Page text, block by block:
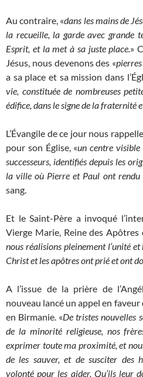
Au contraire, «dans les mains de
la recueille, la garde avec grande
Esprit, et la met à sa juste place.»
Jésus, nous devenons des «
a sa place et sa mission dans
vie, constituée de nombreuses
édifice, dans le signe de la fraternité
L’Évangile de ce jour nous
pour son Église, «un centre
successeurs, identifiés depuis les
la ville où Pierre et Paul ont rendu
sang.
Et le Saint-Père a invoqué
Vierge Marie, Reine des Apôtres
nous réalisions pleinement l’unité
Christ et les apôtres ont prié et ont
A l’issue de la prière de
nouveau lancé un appel en
en Birmanie. «De tristes nouvelles
de la minorité religieuse, nos
exprimer toute ma proximité, et
de les sauver, et de susciter des
volonté pour les aider. Qu’ils leur